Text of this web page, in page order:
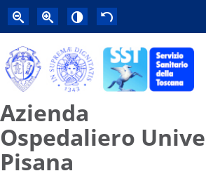
Azienda
Ospedaliero
Pisana